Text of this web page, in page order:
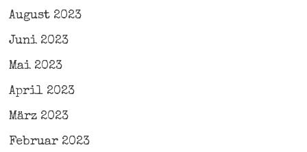
August 2023
Juni 2023
Mai 2023
April 2023
März 2023
Februar 2023